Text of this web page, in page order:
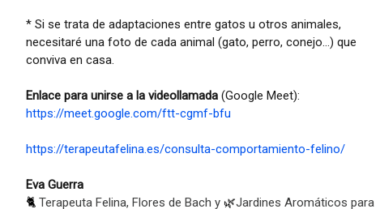
* Si se trata de adaptaciones entre gatos u otros animales,
necesitaré una foto de cada animal (gato, perro, conejo...) que
conviva en casa.
Enlace para unirse a la videollamada (Google Meet):
https://meet.google.com/ftt-cgmf-bfu
https://terapeutafelina.es/consulta-comportamiento-felino/
Eva Guerra
🐈 Terapeuta Felina, Flores de Bach y 🌿Jardines Aromáticos para